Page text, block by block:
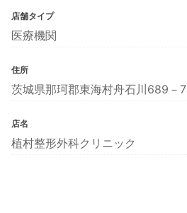
店舗タイプ
医療機関
住所
茨城県那珂郡東海村舟石川689－7
店名
植村整形外科クリニック